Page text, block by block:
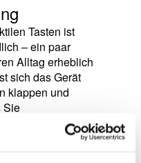
Tasten ist
– ein paar
Alltag erheblich
sich das Gerät
klappen und
Sie
mitnehmen